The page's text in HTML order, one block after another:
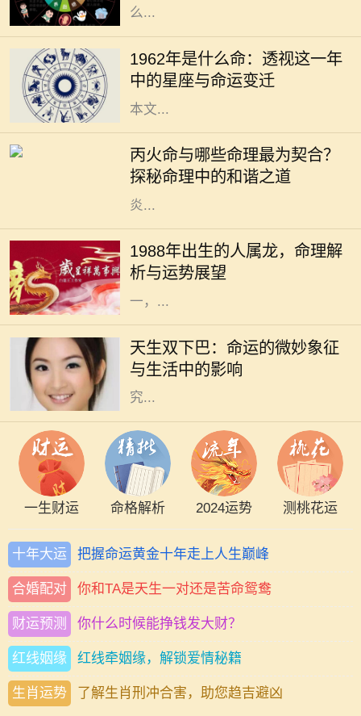
么...
1962年是什么命：透视这一年
中的星座与命运变迁
1962年，对于许多人而言，是一个精
彩纷呈的年份。年头的寒风乍起，带
来了新的希望和挑战。在这个年份
中，许多星座将迎来命运的转折点。
本文...
丙火命与哪些命理最为契合？
探秘命理中的和谐之道
在中国的命理学中，五行相生相克的
理论是理解人与人之间关系的重要基
础。其中，丙火命的人，因其性格热
情、光明积极而备受瞩目。他们如同
炎...
1988年出生的人属龙，命理解
析与运势展望
在中华文化中，生肖是一个重要的传
统概念，每一个生肖都蕴含着独特的
性格特征和命理意义。1988年出生的
人，生肖属龙。龙作为十二生肖之
一，...
天生双下巴：命运的微妙象征
与生活中的影响
在我们的生活中，外貌常常是人们最
先注意到的特点之一。双下巴，作为
一种常见的面部特征，通常被视作审
美上的“瑕疵”。然而，天生双下巴
究...
一生财运 命格解析 2024运势 测桃花运
十年大运 把握命运黄金十年走上人生巅峰
合婚配对 你和TA是天生一对还是苦命鸳鸯
财运预测 你什么时候能挣钱发大财？
红线姻缘 红线牵姻缘，解锁爱情秘籍
生肖运势 了解生肖刑冲合害，助您趋吉避凶
在中国传统命理学中，数字常常承载